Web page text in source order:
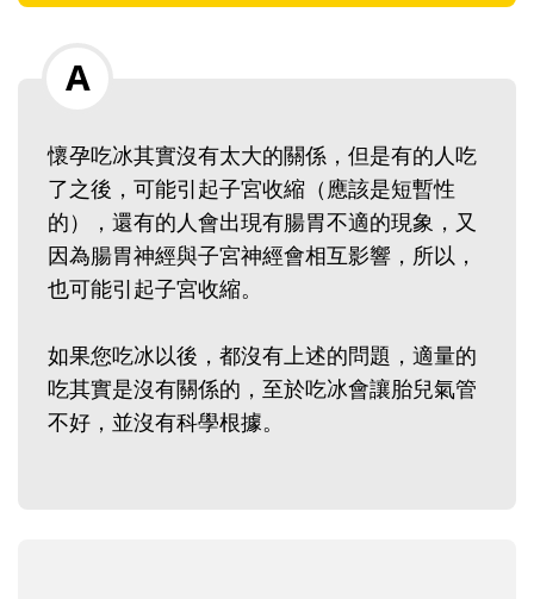
懷孕吃冰其實沒有太大的關係，但是有的人吃
了之後，可能引起子宮收縮（應該是短暫性
的），還有的人會出現有腸胃不適的現象，又
因為腸胃神經與子宮神經會相互影響，所以，
也可能引起子宮收縮。
如果您吃冰以後，都沒有上述的問題，適量的
吃其實是沒有關係的，至於吃冰會讓胎兒氣管
不好，並沒有科學根據。